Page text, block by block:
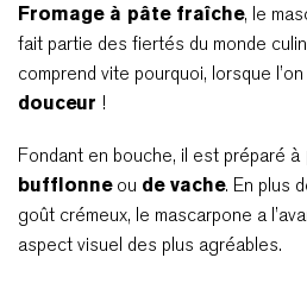
Fromage à pâte fraîche, le
fait partie des fiertés du monde
comprend vite pourquoi, lorsque
douceur !
Fondant en bouche, il est préparé à
bufflonneou de vache. En plus
goût crémeux, le mascarpone a
aspect visuel des plus agréables.